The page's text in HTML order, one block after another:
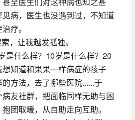
病，医生也没遇到过，不知道
疗。
，让我越发孤独。
是什么样？10岁是什么样？20
知道和果果一样病症的孩子
方法，去了哪些医院......于
友社群，把面临同样无助与困
团取暖，从自助走向互助。